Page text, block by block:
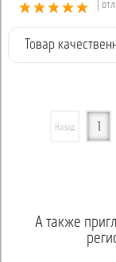
|
Товар
Назад
А также